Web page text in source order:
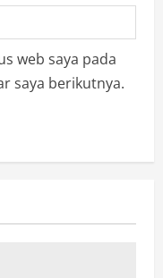
web saya pada
saya berikutnya.